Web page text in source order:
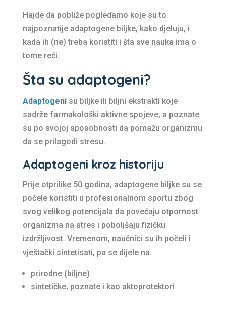
Hajde da pobliže pogledamo koje su to
najpoznatije adaptogene biljke, kako djeluju, i
kada ih (ne) treba koristiti i šta sve nauka ima o
tome reći.
Šta su adaptogeni?
Adaptogenisu biljke ili biljni ekstrakti koje
sadrže farmakološki aktivne spojeve, a poznate
su po svojoj sposobnosti da pomažu organizmu
da se prilagodi stresu.
Adaptogeni kroz historiju
Prije otprilike 50 godina, adaptogene biljke su se
počele koristiti u profesionalnom sportu zbog
svog velikog potencijala da povećaju otpornost
organizma na stres i poboljšaju fizičku
izdržljivost. Vremenom, naučnici su ih počeli i
vještački sintetisati, pa se dijele na:
prirodne (biljne)
sintetičke, poznate i kao aktoprotektori